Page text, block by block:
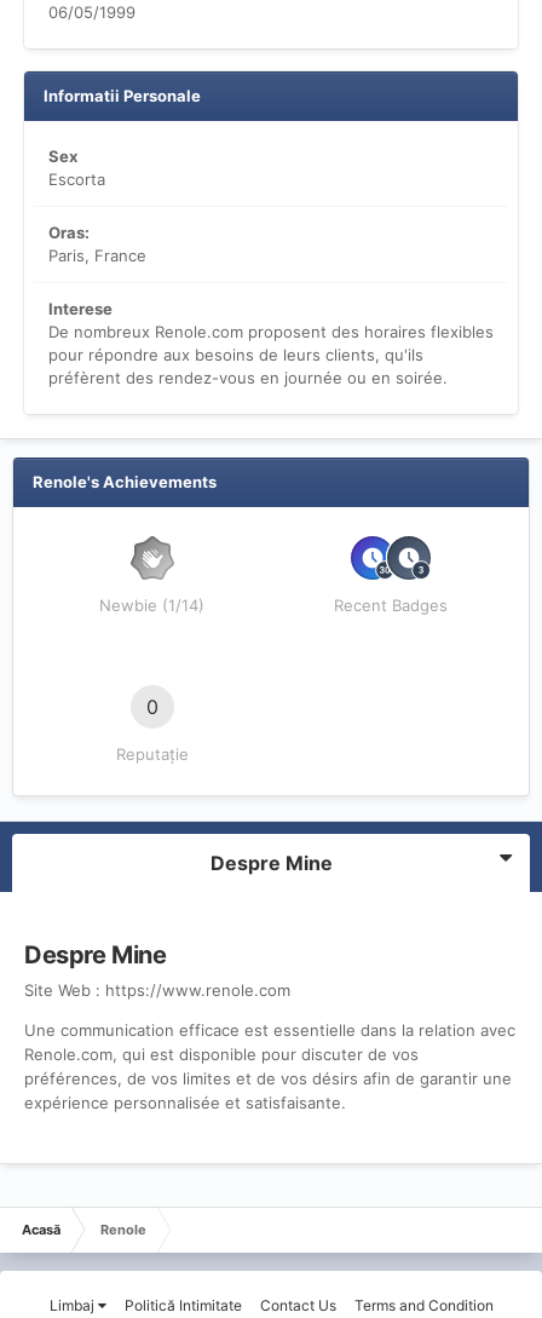
06/05/1999
Informatii Personale
Sex
Escorta
Oras:
Paris, France
Interese
De nombreux Renole.com proposent des horaires flexibles
pour répondre aux besoins de leurs clients, qu'ils
préfèrent des rendez-vous en journée ou en soirée.
Renole's Achievements
Newbie (1/14) Recent Badges
0
Reputație
Despre Mine
Despre Mine
Site Web : https://www.renole.com
Une communication efficace est essentielle dans la relation avec
Renole.com, qui est disponible pour discuter de vos
préférences, de vos limites et de vos désirs afin de garantir une
expérience personnalisée et satisfaisante.
Acasă Renole
Limbaj Politică Intimitate Contact Us
Terms and Condition